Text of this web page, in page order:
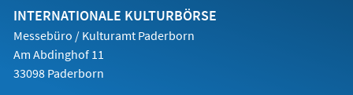
Tab)
INTERNATIONALE KULTURBÖRSE
Messebüro / Kulturamt Paderborn
Am Abdinghof 11
33098 Paderborn